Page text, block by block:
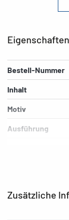
Zusätzliche
Eigenschaften
Bestell-Nummer
Inhalt
Motiv
Ausführung